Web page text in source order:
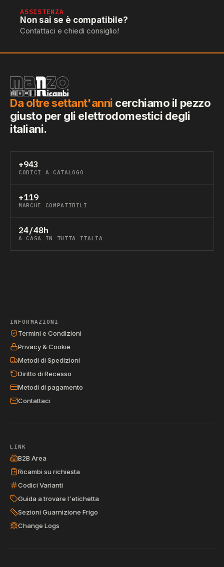
ASSISTENZA
Non sai se è compatibile?
Contattaci e chiedi consiglio!
Da oltre settant'anni cerchiamo il pezzo
giusto per gli elettrodomestici degli
italiani.
+943
CODICI A CATALOGO
+119
MARCHE COMPATIBILI
24/48h
A CASA IN TUTTA ITALIA
INFORMAZIONI
Termini e Condizioni
Privacy & Cookie
Metodi di Spedizioni
Diritto di Recesso
Metodi di pagamento
Contattaci
LINK
B2B Area
Ricambi su richiesta
Codici Varianti
Guida a trovare l'etichetta
Sezioni Guarnizione Frigo
Change Logs